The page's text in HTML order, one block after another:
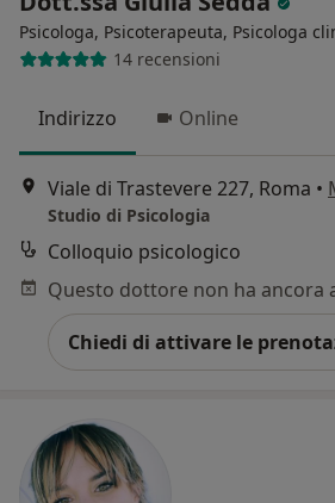
Psicologa, Psicoterapeuta, Psicologa
14 recensioni
Indirizzo Online
Viale di Trastevere 227, Roma •
Studio di Psicologia
Colloquio psicologico
Chiedi di attivare le